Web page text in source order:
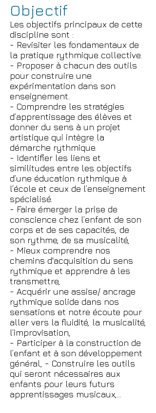
Objectif
Les objectifs principaux de cette
discipline sont :
- Revisiter les fondamentaux de
la pratique rythmique collective.
- Proposer à chacun des outils
pour construire une
expérimentation dans son
enseignement.
- Comprendre les stratégies
d’apprentissage des élèves et
donner du sens à un projet
artistique qui intègre la
démarche rythmique.
- Identifier les liens et
similitudes entre les objectifs
d’une éducation rythmique à
l’école et ceux de l’enseignement
spécialisé.
- Faire émerger la prise de
conscience chez l’enfant de son
corps et de ses capacités, de
son rythme, de sa musicalité,
- Mieux comprendre nos
chemins d'acquisition du sens
rythmique et apprendre à les
transmettre,
- Acquérir une assise/ ancrage
rythmique solide dans nos
sensations et notre écoute pour
aller vers la fluidité, la musicalité,
l’improvisation,
- Participer à la construction de
l’enfant et à son développement
général, - Construire les outils
qui seront nécessaires aux
enfants pour leurs futurs
apprentissages musicaux,...